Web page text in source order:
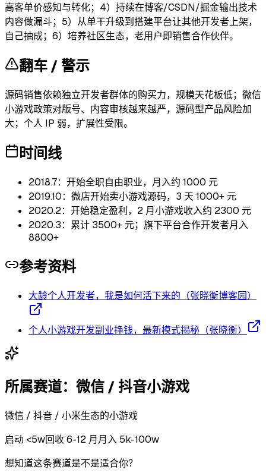
高客单价感知与转化；4）持续在博客/CSDN/掘金输出技术
内容做漏斗；5）从单干升级到搭建平台让其他开发者上架，
自己抽成；6）培养社区生态，老用户即销售合作伙伴。
翻车 / 警示
源码销售依赖独立开发者群体的购买力，规模天花板低；微信
小游戏政策对版号、内容审核越来越严，源码型产品风险加
大；个人 IP 弱，扩展性受限。
时间线
2018.7：开始全职自由职业，月入约 1000 元
2019.10：微店开始卖小游戏源码，3 天 1000+ 元
2020.2：开始稳定盈利，2 月小游戏收入约 2300 元
2020.3：累计 3500+ 元；旗下平台合作开发者月入
8800+
参考资料
大龄个人开发者，我是如何活下来的（张晓衡博客园）
个人小游戏开发副业挣钱，最新模式揭秘（张晓衡）
所属赛道： 微信 / 抖音小游戏
微信 / 抖音 / 小米生态的小游戏
启动 <5w回收6-12 月 月入 5k-100w
想知道这条赛道是不是适合你？